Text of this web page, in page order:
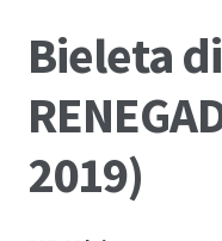
Cum comand ?
Despre Noi
Marci
Bieleta
2019)